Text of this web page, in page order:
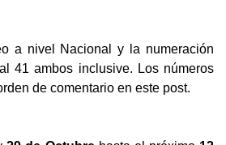
a nivel Nacional y la numeración
41 ambos inclusive. Los números
de comentario en este post.